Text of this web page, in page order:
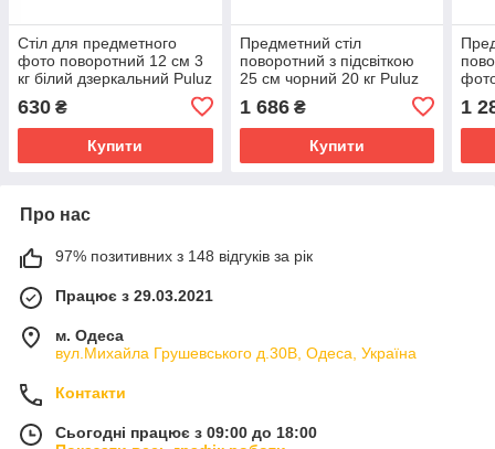
Стіл для предметного
фото поворотний 12 см 3
кг білий дзеркальний Puluz
630 ₴
Купити
Предметний стіл
поворотний з підсвіткою
25 см чорний 20 кг Puluz
1 686₴
Купити
1
Про нас
97% позитивних з 148 відгуків за рік
Працює з 29.03.2021
м. Одеса
вул.Михайла Грушевського д.30В, Одеса, Україна
Контакти
Сьогодні працює з 09:00 до 18:00